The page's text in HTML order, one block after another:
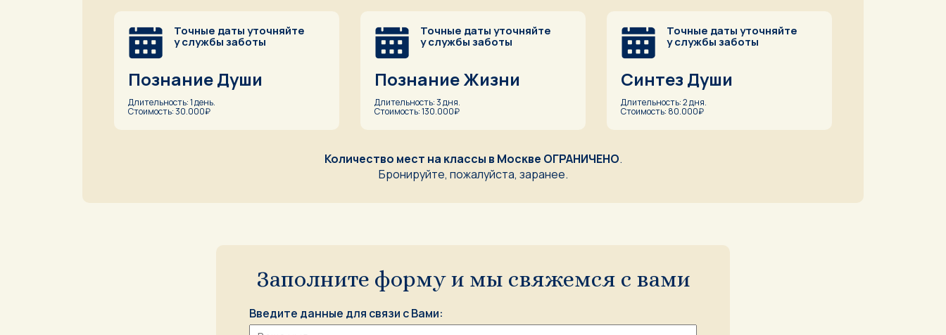
Точные даты уточняйте
у службы заботы
Познание Души
Длительность: 1 день.
Стоимость: 30.000₽
Точные даты уточняйте
у службы заботы
Познание Жизни
Длительность: 3 дня.
Стоимость: 130.000₽
Точные даты уточняйте
у службы заботы
Синтез Души
Длительность: 2 дня.
Стоимость: 80.000₽
Количество мест на ĸлассы в Мосĸве ОГРАНИЧЕНО.
Бронируйте, пожалуйста, заранее.
Заполните форму и мы свяжемся с вами
Введите данные для связи с Вами: